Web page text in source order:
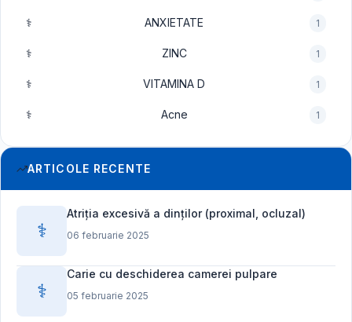
⚕️ ANXIETATE 1
⚕️ ZINC 1
⚕️ VITAMINA D 1
⚕️ Acne 1
ARTICOLE RECENTE
⚕️
Atriția excesivă a dinților (proximal, ocluzal)
06 februarie 2025
⚕️
Carie cu deschiderea camerei pulpare
05 februarie 2025